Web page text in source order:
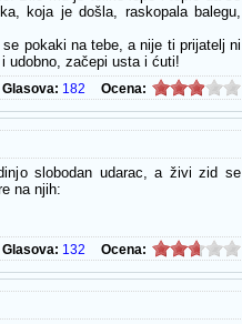
koja je došla, raskopala balegu,
pokaki na tebe, a nije ti prijatelj ni
udobno, začepi usta i ćuti!
Glasova: 182 Ocena:
slobodan udarac, a živi zid se
na njih:
Glasova: 132 Ocena: